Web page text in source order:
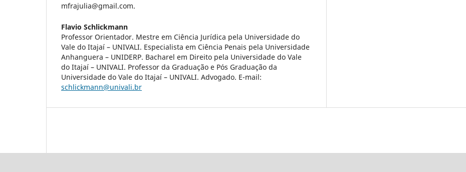
mfrajulia@gmail.com.
Flavio Schlickmann
Professor Orientador. Mestre em Ciência Jurídica pela Universidade do
Vale do Itajaí – UNIVALI. Especialista em Ciência Penais pela Universidade
Anhanguera – UNIDERP. Bacharel em Direito pela Universidade do Vale
do Itajaí – UNIVALI. Professor da Graduação e Pós Graduação da
Universidade do Vale do Itajaí – UNIVALI. Advogado. E-mail:
schlickmann@univali.br